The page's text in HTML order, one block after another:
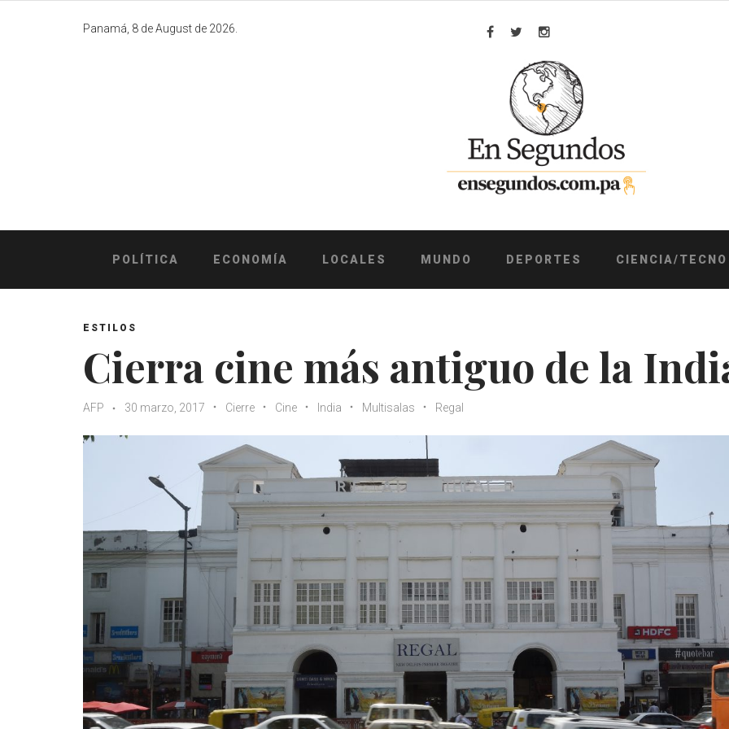
Panamá, 8 de August de 2026.
Facebook
TwitterInstagram
POLÍTICA ECONOMÍA LOCALES MUNDO DEPORTES CIENCIA/TECNO
ESTILOS
Cierra cine más antiguo de la
AFP 30 marzo, 2017 Cierre Cine India Multisalas Regal